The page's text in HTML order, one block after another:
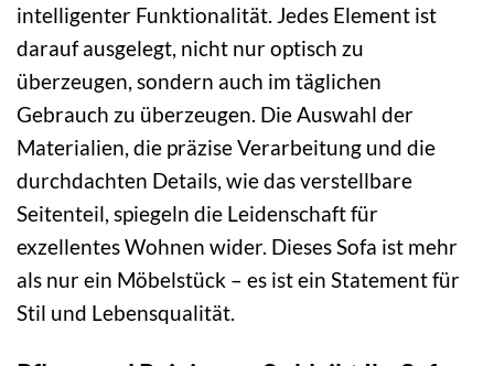
intelligenter Funktionalität. Jedes Element ist
darauf ausgelegt, nicht nur optisch zu
überzeugen, sondern auch im täglichen
Gebrauch zu überzeugen. Die Auswahl der
Materialien, die präzise Verarbeitung und die
durchdachten Details, wie das verstellbare
Seitenteil, spiegeln die Leidenschaft für
exzellentes Wohnen wider. Dieses Sofa ist mehr
als nur ein Möbelstück – es ist ein Statement für
Stil und Lebensqualität.